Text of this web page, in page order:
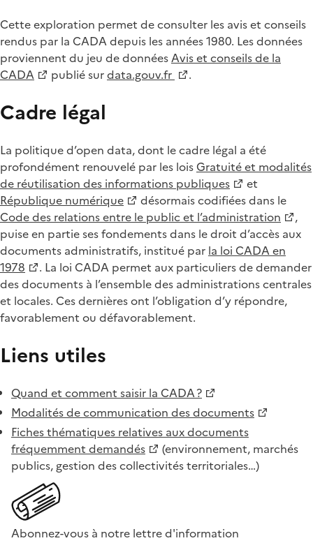
Cette exploration permet de consulter les avis et conseils
rendus par la CADA depuis les années 1980. Les données
proviennent du jeu de donnéesAvis et conseils de la
CADA
publié surdata.gouv.fr .
Cadre légal
La politique d’open data, dont le cadre légal a été
profondément renouvelé par les loisGratuité et modalités
de réutilisation des informations publiques
et
République numérique
désormais codifiées dans le
Code des relations entre le public et l’administration
,
puise en partie ses fondements dans le droit d’accès aux
documents administratifs, institué par la loi CADA en
1978
. La loi CADA permet aux particuliers de demander
des documents à l’ensemble des administrations centrales
et locales. Ces dernières ont l’obligation d’y répondre,
favorablement ou défavorablement.
Liens utiles
Quand et comment saisir la CADA ?
Modalités de communication des documents
Fiches thématiques relatives aux documents
fréquemment demandés
(environnement, marchés
publics, gestion des collectivités territoriales…)
Abonnez-vous à notre lettre d'information